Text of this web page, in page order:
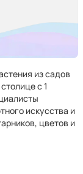
из садов
с 1
искусства и
цветов и